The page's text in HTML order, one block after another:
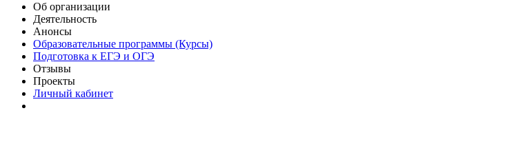
Об организации
Деятельность
Анонсы
Образовательные программы (Курсы)
Подготовка к ЕГЭ и ОГЭ
Отзывы
Проекты
Личный кабинет